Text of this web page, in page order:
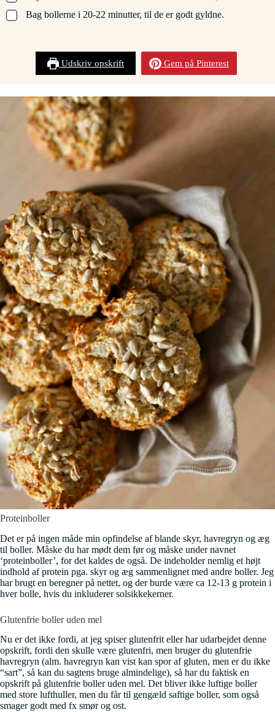
▢
Bag bollerne i 20-22 minutter, til de er godt gyldne.
Udskriv opskrift Gem på Pinterest
Proteinboller
Det er på ingen måde min opfindelse af blande skyr, havregryn og æg
til boller. Måske du har mødt dem før og måske under navnet
‘proteinboller’, for det kaldes de også. De indeholder nemlig et højt
indhold af protein pga. skyr og æg sammenlignet med andre boller. Jeg
har brugt en beregner på nettet, og der burde være ca 12-13 g protein i
hver bolle, hvis du inkluderer solsikkekerner.
Glutenfrie boller uden mel
Nu er det ikke fordi, at jeg spiser glutenfrit eller har udarbejdet denne
opskrift, fordi den skulle være glutenfri, men bruger du glutenfrie
havregryn (alm. havregryn kan vist kan spor af gluten, men er du ikke
“sart”, så kan du sagtens bruge almindelige), så har du faktisk en
opskrift på glutenfrie boller uden mel. Det bliver ikke luftige boller
med store lufthuller, men du får til gengæld saftige boller, som også
smager godt med fx smør og ost.